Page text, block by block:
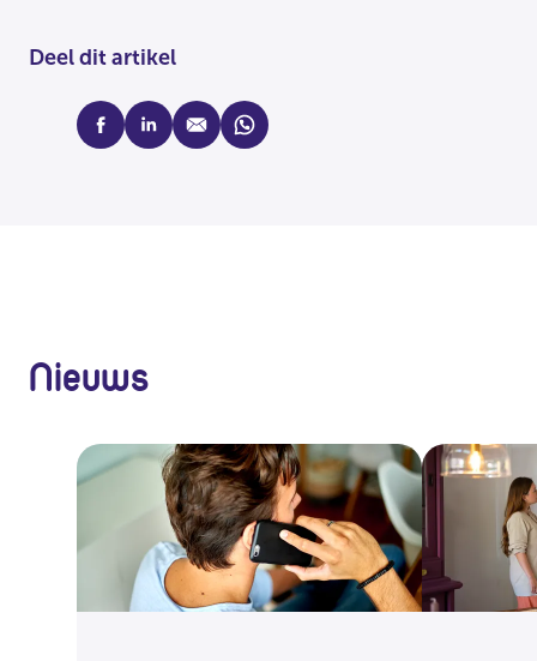
Deel dit artikel
facebooklinkedinmail whatsapp
Nieuws